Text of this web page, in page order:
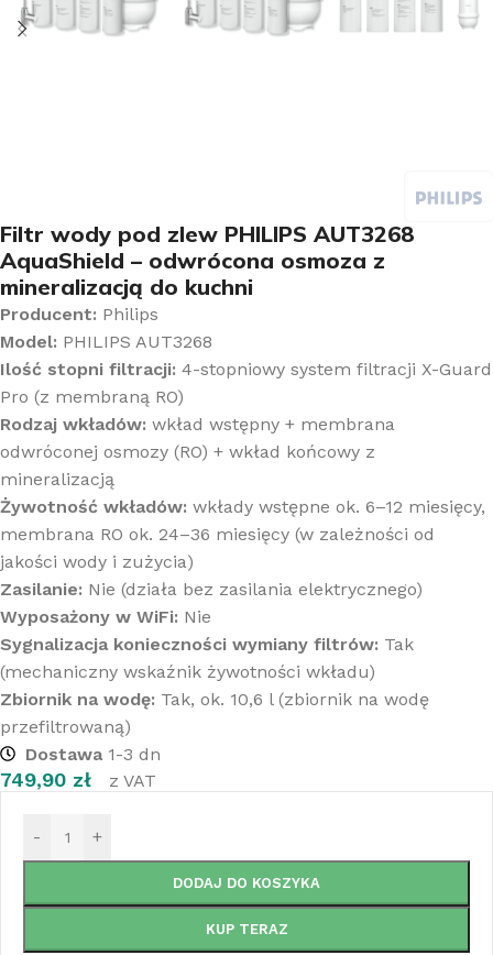
Filtr wody pod zlew PHILIPS AUT3268
AquaShield – odwrócona osmoza z
mineralizacją do kuchni
Producent: Philips
Model: PHILIPS AUT3268
Ilość stopni filtracji: 4-stopniowy system filtracji X-Guard
Pro (z membraną RO)
Rodzaj wkładów: wkład wstępny + membrana
odwróconej osmozy (RO) + wkład końcowy z
mineralizacją
Żywotność wkładów: wkłady wstępne ok. 6–12 miesięcy,
membrana RO ok. 24–36 miesięcy (w zależności od
jakości wody i zużycia)
Zasilanie: Nie (działa bez zasilania elektrycznego)
Wyposażony w WiFi: Nie
Sygnalizacja konieczności wymiany filtrów: Tak
(mechaniczny wskaźnik żywotności wkładu)
Zbiornik na wodę: Tak, ok. 10,6 l (zbiornik na wodę
przefiltrowaną)
Dostawa1-3 dn
749,90 zł z VAT
- +
DODAJ DO KOSZYKA
KUP TERAZ